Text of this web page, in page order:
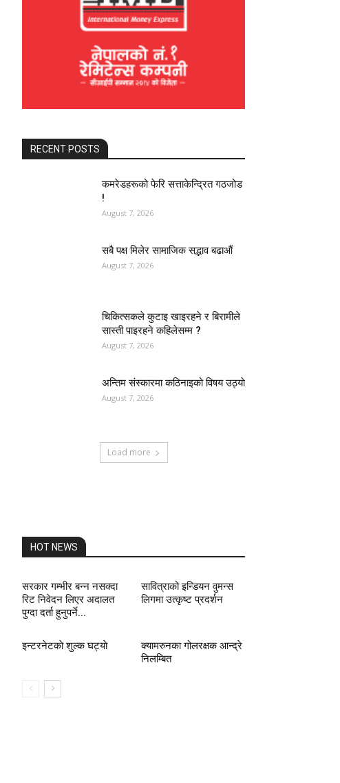
RECENT POSTS
कमरेडहरूको फेरि सत्ताकेन्द्रित गठजोड
!
August 7, 2026
सबै पक्ष मिलेर सामाजिक सद्भाव बढाऔं
August 7, 2026
चिकित्सकले कुटाइ खाइरहने र बिरामीले
सास्ती पाइरहने कहिलेसम्म ?
August 7, 2026
अन्तिम संस्कारमा कठिनाइको विषय उठ्याे
August 7, 2026
Load more
HOT NEWS
सरकार गम्भीर बन्न नसक्दा
रिट निवेदन लिएर अदालत
पुग्दा दर्ता हुनुपर्ने...
सावित्राको इन्डियन वुमन्स
लिगमा उत्कृष्ट प्रदर्शन
इन्टरनेटकाे शुल्क घट्याे
क्यामरुनका गोलरक्षक आन्द्रे
निलम्बित